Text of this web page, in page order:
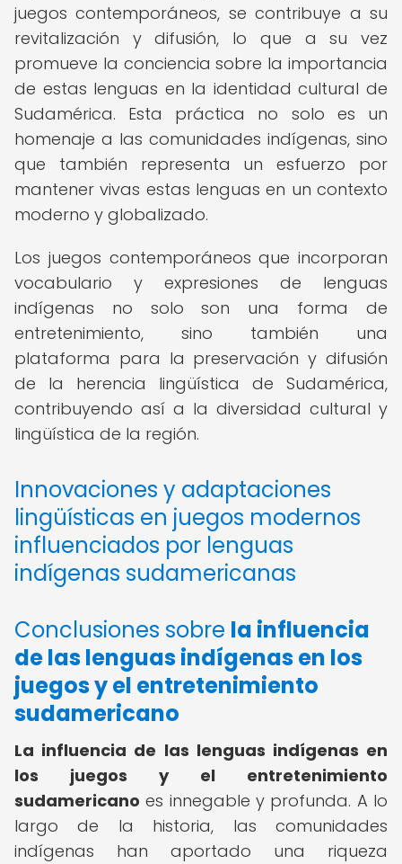
juegos contemporáneos, se contribuye a su
revitalización y difusión, lo que a su vez
promueve la conciencia sobre la importancia
de estas lenguas en la identidad cultural de
Sudamérica. Esta práctica no solo es un
homenaje a las comunidades indígenas, sino
que también representa un esfuerzo por
mantener vivas estas lenguas en un contexto
moderno y globalizado.
Los juegos contemporáneos que incorporan
vocabulario y expresiones de lenguas
indígenas no solo son una forma de
entretenimiento, sino también una
plataforma para la preservación y difusión
de la herencia lingüística de Sudamérica,
contribuyendo así a la diversidad cultural y
lingüística de la región.
Innovaciones y adaptaciones
lingüísticas en juegos modernos
influenciados por lenguas
indígenas sudamericanas
Conclusiones sobre la influencia
de las lenguas indígenas en los
juegos y el entretenimiento
sudamericano
La influencia de las lenguas indígenas en
los juegos y el entretenimiento
sudamericano es innegable y profunda. A lo
largo de la historia, las comunidades
indígenas han aportado una riqueza